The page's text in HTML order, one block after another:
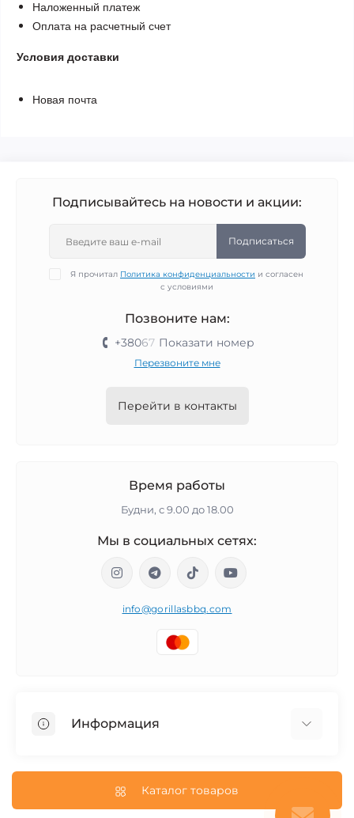
Наложенный платеж
Оплата на расчетный счет
Условия доставки
Новая почта
Подписывайтесь на новости и акции:
Подписаться
Я прочитал Политика конфиденциальности и согласен
с условиями
Позвоните нам:
+38067 Показати номер
Перезвоните мне
Перейти в контакты
Время работы
Будни, с 9.00 до 18.00
Мы в социальных сетях:
info@gorillasbbq.com
Информация
Возврат и обмен товара
О нас
Каталог товаров